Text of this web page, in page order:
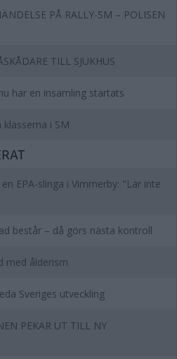
PÅ RALLY-SM – POLISEN
TILL SJUKHUS
har en insamling startats
klasserna i SM
EPA-slinga i Vimmerby: "Lär inte
består – då görs nästa kontroll
med ålderism
Sveriges utveckling
PEKAR UT TILL NY